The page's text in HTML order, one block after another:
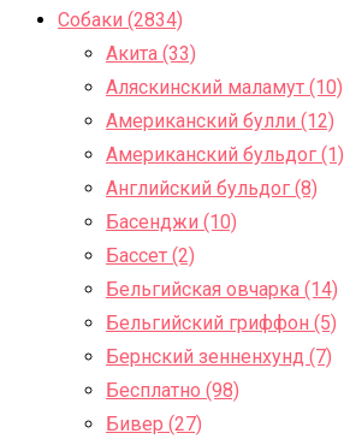
Собаки (2834)
Акита (33)
Аляскинский маламут (10)
Американский булли (12)
Американский бульдог (1)
Английский бульдог (8)
Басенджи (10)
Бассет (2)
Бельгийская овчарка (14)
Бельгийский гриффон (5)
Бернский зенненхунд (7)
Бесплатно (98)
Бивер (27)